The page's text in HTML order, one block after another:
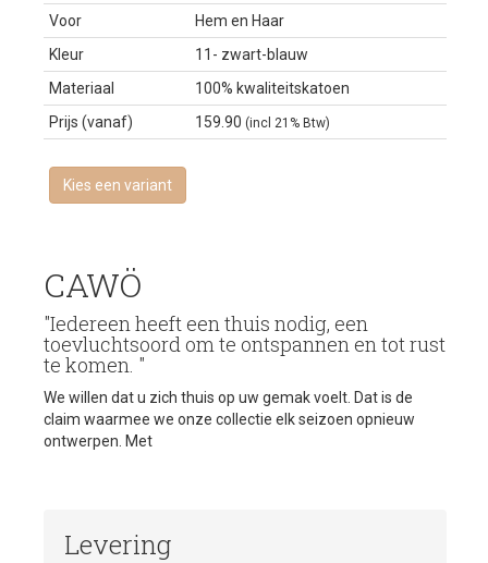
Voor
Hem en Haar
Kleur
11- zwart-blauw
Materiaal
100% kwaliteitskatoen
Prijs (vanaf)
159.90 (incl 21% Btw)
Kies een variant
CAWÖ
"Iedereen heeft een thuis nodig, een
toevluchtsoord om te ontspannen en tot rust
te komen. "
We willen dat u zich thuis op uw gemak voelt. Dat is de
claim waarmee we onze collectie elk seizoen opnieuw
ontwerpen. Met
Levering